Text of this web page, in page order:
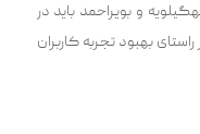
و بویراحمد باید در
بهبود تجربه کاربران